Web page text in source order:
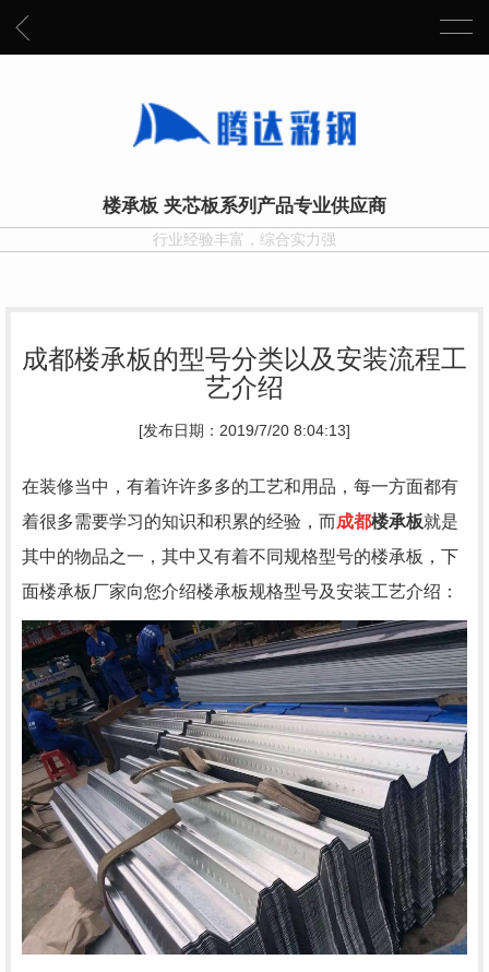
楼承板 夹芯板系列产品专业供应商
行业经验丰富，综合实力强
成都楼承板的型号分类以及安装流程工
艺介绍
[发布日期：2019/7/20 8:04:13]
在装修当中，有着许许多多的工艺和用品，每一方面都有
着很多需要学习的知识和积累的经验，而成都楼承板就是
其中的物品之一，其中又有着不同规格型号的楼承板，下
面楼承板厂家向您介绍楼承板规格型号及安装工艺介绍：